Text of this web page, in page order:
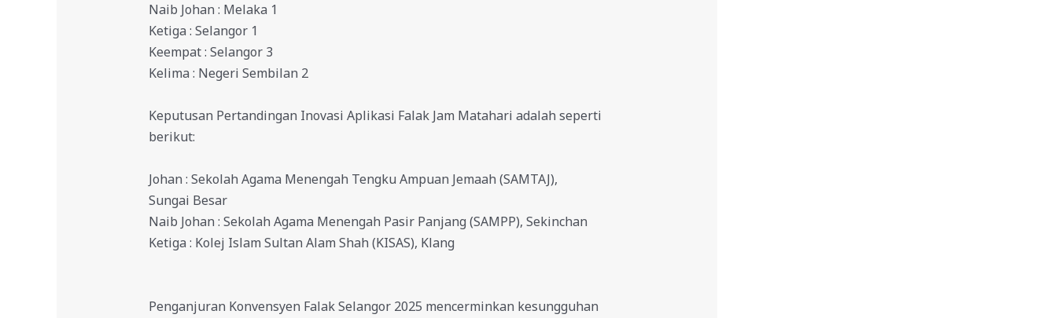
Naib Johan : Melaka 1
Ketiga : Selangor 1
Keempat : Selangor 3
Kelima : Negeri Sembilan 2
Keputusan Pertandingan Inovasi Aplikasi Falak Jam Matahari adalah seperti
berikut:
Johan : Sekolah Agama Menengah Tengku Ampuan Jemaah (SAMTAJ),
Sungai Besar
Naib Johan : Sekolah Agama Menengah Pasir Panjang (SAMPP), Sekinchan
Ketiga : Kolej Islam Sultan Alam Shah (KISAS), Klang
Penganjuran Konvensyen Falak Selangor 2025 mencerminkan kesungguhan